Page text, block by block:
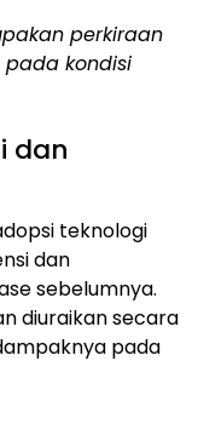
perkiraan
kondisi
dan
teknologi
dan
sebelumnya.
diuraikan secara
pada